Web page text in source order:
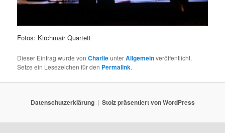
Fotos: Kirchmair Quartett
Dieser Eintrag wurde vonCharlieunterAllgemeinveröffentlicht.
Setze ein Lesezeichen für den Permalink.
Datenschutzerklärung Stolz präsentiert von WordPress